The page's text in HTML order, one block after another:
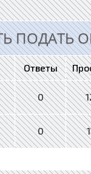
ПОДАТЬ
Ответы
0
0